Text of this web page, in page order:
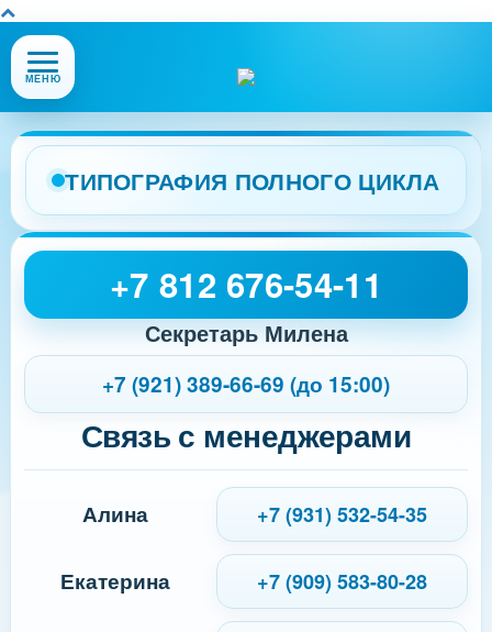
Открыть
или
меню
сайта
МЕНЮ
ТИПОГРАФИЯ ПОЛНОГО ЦИКЛА
+7 812 676-54-11
Секретарь Милена
+7 (921) 389-66-69 (до 15:00)
Связь с менеджерами
Алина +7 (931) 532-54-35
Екатерина +7 (909) 583-80-28